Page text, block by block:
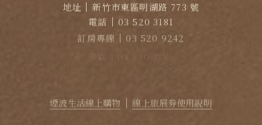
地址
新竹市東區明湖路 773 號
電話
03 520 3181
訂房專線
03 520 9242
煙波生活線上購物
線上旅展券使用說明